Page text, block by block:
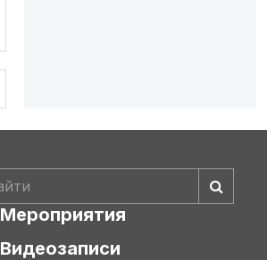
Мероприятия
Видеозаписи